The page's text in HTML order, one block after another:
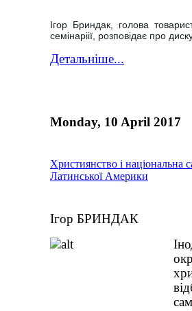
Ігор Бриндак, голова
семінаріії, розповідає про
Детальніше...
Monday, 10 April 2017
Християнство і національна
Латинської Америки
Ігор БРИНДАК